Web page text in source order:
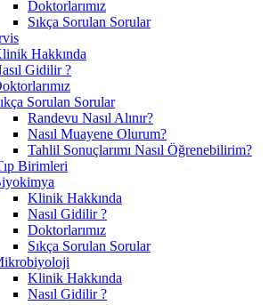
Doktorlarımız
Sıkça Sorulan Sorular
Hakkında
Gidilir ?
Sorulan Sorular
Randevu Nasıl Alınır?
Nasıl Muayene Olurum?
Tahlil Sonuçlarımı Nasıl Öğrenebilirim?
Birimleri
Klinik Hakkında
Nasıl Gidilir ?
Doktorlarımız
Sıkça Sorulan Sorular
Klinik Hakkında
Nasıl Gidilir ?